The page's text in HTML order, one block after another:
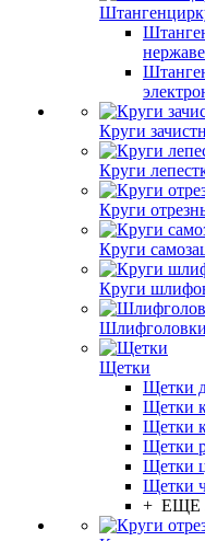
Круги
Круги
Круги
Круги
Круги
Шлифголовки
Щетки
Щетки
Щетки
Щетки
Щетки
Щетки
Щетки
+ ЕЩЕ